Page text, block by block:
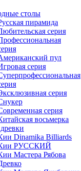
столы
пирамида
серия
пул
серия
серия
серия
восьмерка
Dinamika Billiards
РУССКИЙ
Мастера Рябова